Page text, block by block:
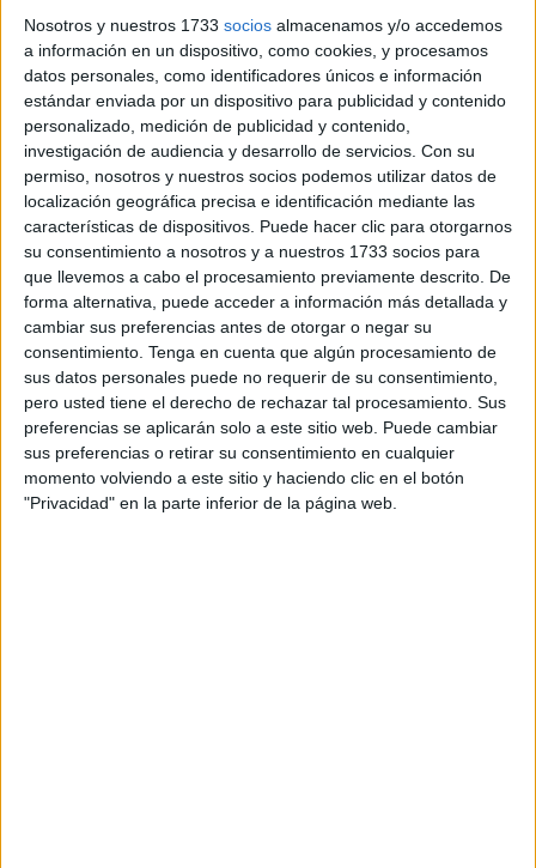
Nosotros y nuestros 1733 socios almacenamos y/o accedemos
a información en un dispositivo, como cookies, y procesamos
datos personales, como identificadores únicos e información
estándar enviada por un dispositivo para publicidad y contenido
personalizado, medición de publicidad y contenido,
investigación de audiencia y desarrollo de servicios. Con su
permiso, nosotros y nuestros socios podemos utilizar datos de
localización geográfica precisa e identificación mediante las
características de dispositivos. Puede hacer clic para otorgarnos
su consentimiento a nosotros y a nuestros 1733 socios para
que llevemos a cabo el procesamiento previamente descrito. De
forma alternativa, puede acceder a información más detallada y
cambiar sus preferencias antes de otorgar o negar su
consentimiento. Tenga en cuenta que algún procesamiento de
sus datos personales puede no requerir de su consentimiento,
pero usted tiene el derecho de rechazar tal procesamiento. Sus
preferencias se aplicarán solo a este sitio web. Puede cambiar
sus preferencias o retirar su consentimiento en cualquier
momento volviendo a este sitio y haciendo clic en el botón
"Privacidad" en la parte inferior de la página web.
Manuela camina entre nosotros...ahora y siempre”, se
expresó su hermana Concepción Gómez, encargada de
recoger el galardón que reconocía a la doctora con esta
medalla.